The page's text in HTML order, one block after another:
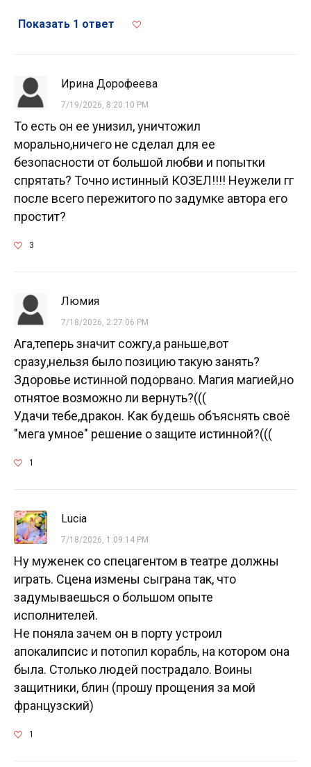
Показать 1 ответ
Ирина Дорофеева
7/19/2026, 8:20:10 PM
То есть он ее унизил, уничтожил
морально,ничего не сделал для ее
безопасности от большой любви и попытки
спрятать? Точно истинный КОЗЕЛ!!!! Неужели гг
после всего пережитого по задумке автора его
простит?
3
Люмия
7/18/2026, 2:27:06 PM
Ага,теперь значит сожгу,а раньше,вот
сразу,нельзя было позицию такую занять?
Здоровье истинной подорвано. Магия магией,но
отнятое возможно ли вернуть?(((
Удачи тебе,дракон. Как будешь объяснять своё
"мега умное" решение о защите истинной?(((
1
Luсia
7/18/2026, 1:09:14 PM
Ну муженек со спецагентом в театре должны
играть. Сцена измены сыграна так, что
задумываешься о большом опыте
исполнителей.
Не поняла зачем он в порту устроил
апокалипсис и потопил корабль, на котором она
была. Столько людей пострадало. Воины
защитники, блин (прошу прощения за мой
французский)
1